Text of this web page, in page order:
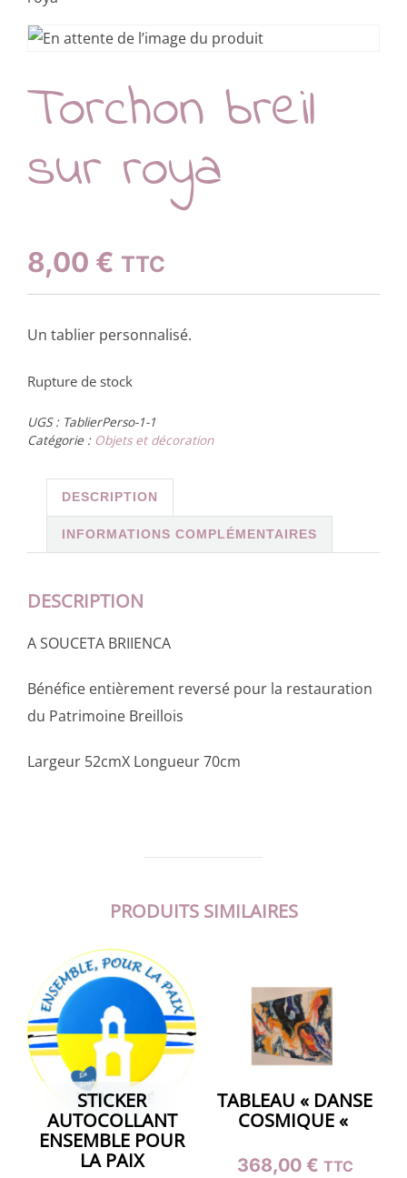
Torchon breil
sur roya
8,00 € TTC
Un tablier personnalisé.
Rupture de stock
UGS : TablierPerso-1-1
Catégorie : Objets et décoration
DESCRIPTION
INFORMATIONS COMPLÉMENTAIRES
DESCRIPTION
A SOUCETA BRIIENCA
Bénéfice entièrement reversé pour la restauration
du Patrimoine Breillois
Largeur 52cmX Longueur 70cm
PRODUITS SIMILAIRES
STICKER
AUTOCOLLANT
ENSEMBLE POUR
LA PAIX
TABLEAU « DANSE
COSMIQUE «
368,00 € TTC